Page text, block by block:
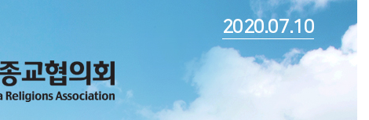
2020.07.10